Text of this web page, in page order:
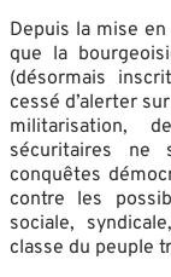
Depuis la mise
que la
(désormais
cessé d’alerter
militarisation,
sécuritaires ne
conquêtes
contre les
sociale,
classe du peuple